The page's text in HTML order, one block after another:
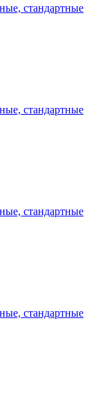
стандартные
стандартные
стандартные
стандартные